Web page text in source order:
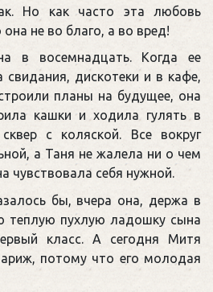
Но как часто эта любовь
она не во благо, а во вред!
в восемнадцать. Когда ее
свидания, дискотеки и в кафе,
планы на будущее, она
кашки и ходила гулять в
с коляской. Все вокруг
а Таня не жалела ни о чем
чувствовала себя нужной.
бы, вчера она, держа в
теплую пухлую ладошку сына
класс. А сегодня Митя
потому что его молодая